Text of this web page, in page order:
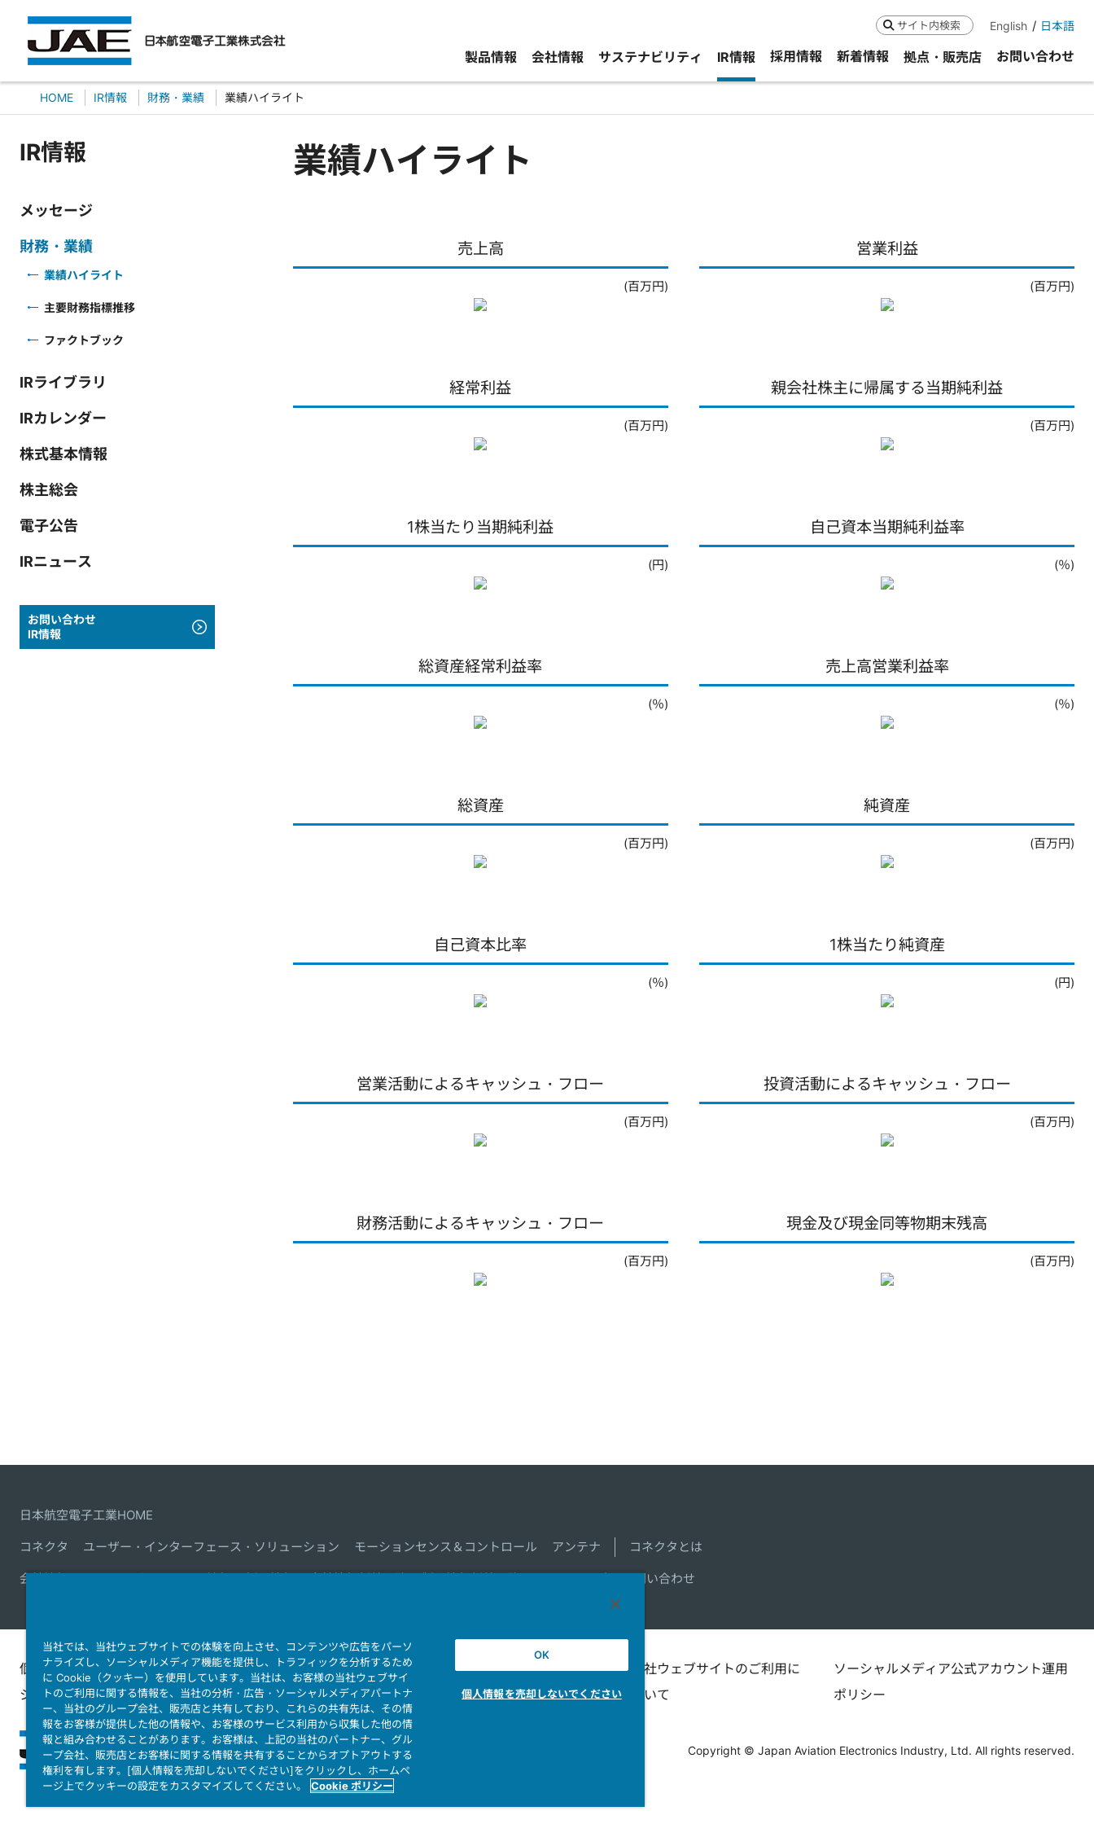
検索 English 日本語
製品情報 会社情報 サステナビリティ IR情報 採用情報 新着情報 拠点・販売店 お問い合わせ
HOME IR情報 財務・業績 業績ハイライト
IR情報
メッセージ
財務・業績
業績ハイライト
主要財務指標推移
ファクトブック
IRライブラリ
IRカレンダー
株式基本情報
株主総会
電子公告
IRニュース
お問い合わせ
IR情報
業績ハイライト
売上高
(百万円)
営業利益
(百万円)
経常利益
(百万円)
親会社株主に帰属する当期純利益
(百万円)
1株当たり当期純利益
(円)
自己資本当期純利益率
(％)
総資産経常利益率
(％)
売上高営業利益率
(％)
総資産
(百万円)
純資産
(百万円)
自己資本比率
(％)
1株当たり純資産
(円)
営業活動によるキャッシュ・フロー
(百万円)
投資活動によるキャッシュ・フロー
(百万円)
財務活動によるキャッシュ・フロー
(百万円)
現金及び現金同等物期末残高
(百万円)
日本航空電子工業HOME
コネクタ ユーザー・インターフェース・ソリューション モーションセンス＆コントロール アンテナ コネクタとは
会社情報 サステナビリティ IR情報 採用情報 会社情報新着一覧 製品情報新着一覧 サイトマップ お問い合わせ
個人情報保護ポリ
シー
JAE Cookie
Policy
ウェブアクセシビリテ
ィ方針
マイナンバー情報保護ポ
リシー
当社ウェブサイトのご利用に
ついて
ソーシャルメディア公式アカウント運用
ポリシー
Copyright © Japan Aviation Electronics Industry, Ltd. All rights reserved.
当社では、当社ウェブサイトでの体験を向上させ、コンテンツや広告をパーソ
ナライズし、ソーシャルメディア機能を提供し、トラフィックを分析するため
に Cookie（クッキー）を使用しています。当社は、お客様の当社ウェブサイ
トのご利用に関する情報を、当社の分析・広告・ソーシャルメディアパートナ
ー、当社のグループ会社、販売店と共有しており、これらの共有先は、その情
報をお客様が提供した他の情報や、お客様のサービス利用から収集した他の情
報と組み合わせることがあります。お客様は、上記の当社のパートナー、グル
ープ会社、販売店とお客様に関する情報を共有することからオプトアウトする
権利を有します。[個人情報を売却しないでください]をクリックし、ホームペ
ージ上でクッキーの設定をカスタマイズしてください。
Cookie ポリシー
OK
個人情報を売却しないでください